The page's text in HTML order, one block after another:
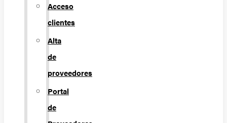
Acceso
clientes
Alta
de
proveedores
Portal
de